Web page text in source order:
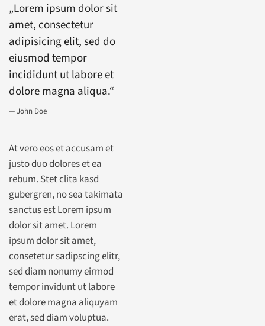
„Lorem ipsum dolor sit
amet, consectetur
adipisicing elit, sed do
eiusmod tempor
incididunt ut labore et
dolore magna aliqua.“
John Doe
At vero eos et accusam et
justo duo dolores et ea
rebum. Stet clita kasd
gubergren, no sea takimata
sanctus est Lorem ipsum
dolor sit amet. Lorem
ipsum dolor sit amet,
consetetur sadipscing elitr,
sed diam nonumy eirmod
tempor invidunt ut labore
et dolore magna aliquyam
erat, sed diam voluptua.